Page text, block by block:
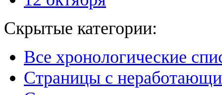
Скрытые категории:
Все хронологические
Страницы с